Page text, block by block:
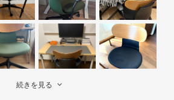
続きを見る